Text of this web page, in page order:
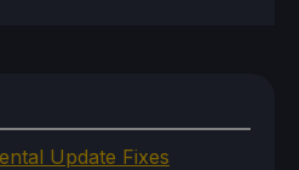
Update Fixes